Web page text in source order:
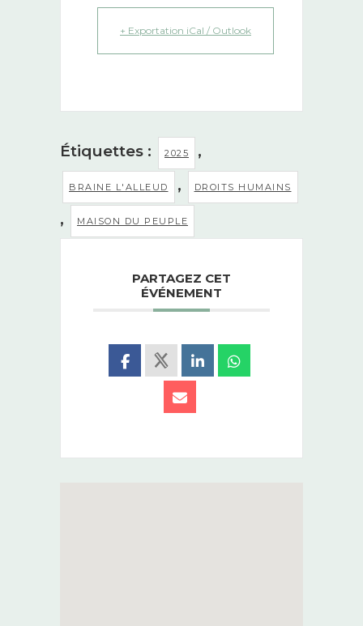
+ Exportation iCal / Outlook
Étiquettes : 2025 ,
BRAINE L'ALLEUD , DROITS HUMAINS
, MAISON DU PEUPLE
PARTAGEZ CET
ÉVÉNEMENT